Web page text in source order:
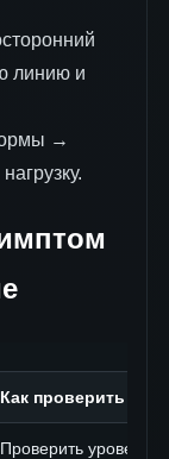
линию и
→
Как проверить
Проверить уровень,